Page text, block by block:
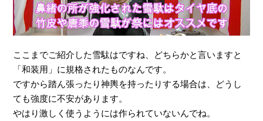
ここまでご紹介した雪駄はですね、どちらかと言いますと
「和装用」に規格されたものなんです。
ですから踏ん張ったり神輿を持ったりする場合は、どうし
ても強度に不安があります。
やはり激しく使うようには作られていないんでね。